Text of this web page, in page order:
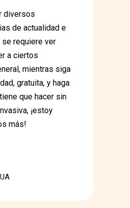
diversos
de actualidad e
se requiere ver
a ciertos
mientras siga
gratuita, y haga
que hacer sin
¡estoy
más!